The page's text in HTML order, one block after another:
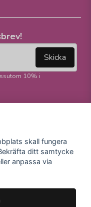
Skicka
10% i
skall fungera
ditt samtycke
anpassa via